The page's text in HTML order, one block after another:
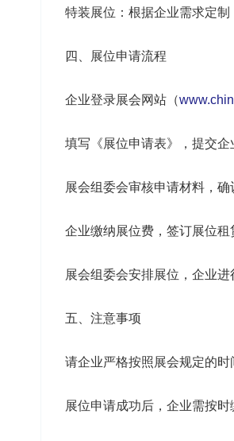
特装展位：根据企业需求定制
四、展位申请流程
企业登录展会网站（
填写《展位申请表》，提交企
展会组委会审核申请材料，确
企业缴纳展位费，签订展位租
展会组委会安排展位，企业进
五、注意事项
请企业严格按照展会规定的时
展位申请成功后，企业需按时